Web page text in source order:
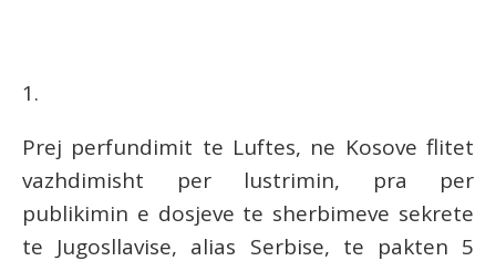
1.
Prej perfundimit te Luftes, ne Kosove flitet
vazhdimisht per lustrimin, pra per
publikimin e dosjeve te sherbimeve sekrete
te Jugosllavise, alias Serbise, te pakten 5